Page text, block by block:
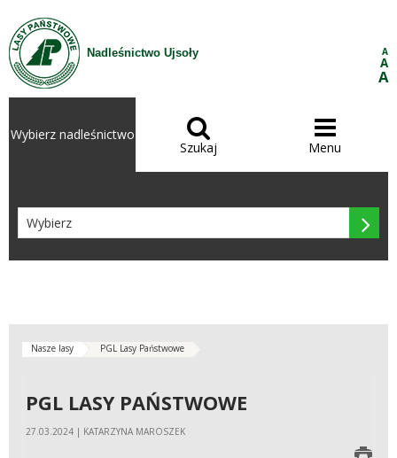
Przejdź do treści
Nadleśnictwo Ujsoły A
A
A
Wybierz nadleśnictwo 
Szukaj

Menu

Nasze lasy PGL Lasy Państwowe
PGL LASY PAŃSTWOWE
27.03.2024 | KATARZYNA MAROSZEK